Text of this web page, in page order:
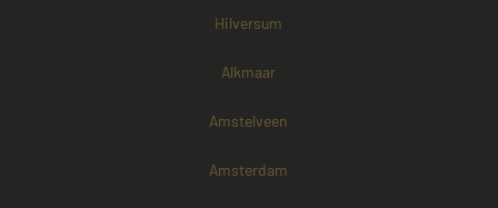
Hilversum
Alkmaar
Amstelveen
Amsterdam